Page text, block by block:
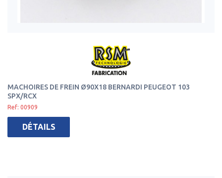
MACHOIRES DE FREIN Ø90X18 BERNARDI PEUGEOT 103
SPX/RCX
Ref: 00909
DÉTAILS